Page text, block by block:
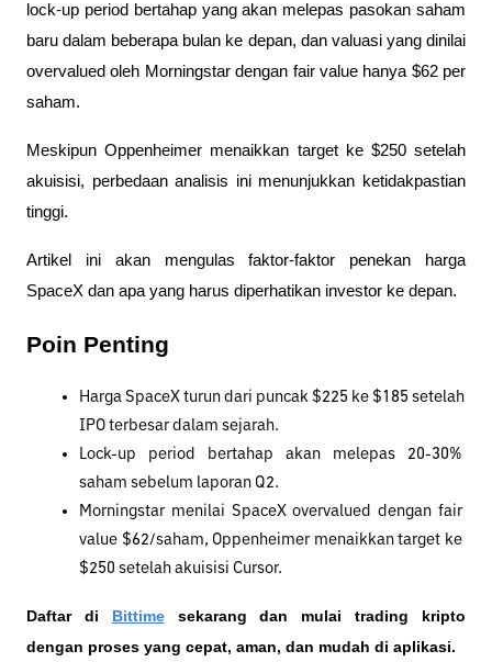
lock-up period bertahap yang akan melepas pasokan saham
baru dalam beberapa bulan ke depan, dan valuasi yang dinilai
overvalued oleh Morningstar dengan fair value hanya $62 per
saham.
Meskipun Oppenheimer menaikkan target ke $250 setelah
akuisisi, perbedaan analisis ini menunjukkan ketidakpastian
tinggi.
Artikel ini akan mengulas faktor-faktor penekan harga
SpaceX dan apa yang harus diperhatikan investor ke depan.
Poin Penting
Harga SpaceX turun dari puncak $225 ke $185 setelah
IPO terbesar dalam sejarah.
Lock-up period bertahap akan melepas 20-30%
saham sebelum laporan Q2.
Morningstar menilai SpaceX overvalued dengan fair
value $62/saham, Oppenheimer menaikkan target ke
$250 setelah akuisisi Cursor.
Daftar di Bittime sekarang dan mulai trading kripto
dengan proses yang cepat, aman, dan mudah di aplikasi.